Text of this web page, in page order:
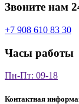
Звоните нам
+7 908 610 83 30
Часы работы
Пн-Пт: 09-18
Контактная